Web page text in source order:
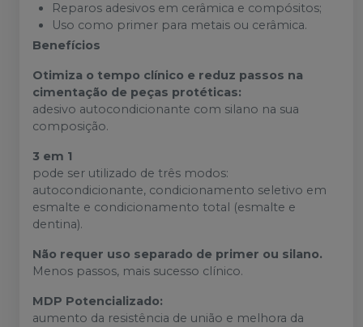
Reparos adesivos em cerâmica e compósitos;
Uso como primer para metais ou cerâmica.
Benefícios
Otimiza o tempo clínico e reduz passos na
cimentação de peças protéticas:
adesivo autocondicionante com silano na sua
composição.
3 em 1
pode ser utilizado de três modos:
autocondicionante, condicionamento seletivo em
esmalte e condicionamento total (esmalte e
dentina).
Não requer uso separado de primer ou silano.
Menos passos, mais sucesso clínico.
MDP Potencializado:
aumento da resistência de união e melhora da